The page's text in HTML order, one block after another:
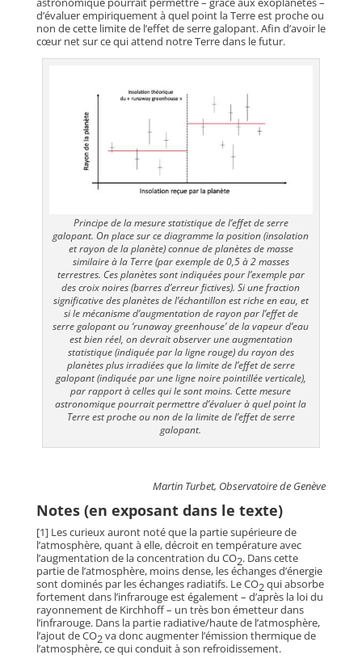
d’évaluer empiriquement à quel point la Terre est proche ou
non de cette limite de l’effet de serre galopant. Afin d’avoir le
cœur net sur ce qui attend notre Terre dans le futur.
Principe de la mesure statistique de l’effet de serre
galopant. On place sur ce diagramme la position (insolation
et rayon de la planète) connue de planètes de masse
similaire à la Terre (par exemple de 0,5 à 2 masses
terrestres. Ces planètes sont indiquées pour l’exemple par
des croix noires (barres d’erreur fictives). Si une fraction
significative des planètes de l’échantillon est riche en eau, et
si le mécanisme d’augmentation de rayon par l’effet de
serre galopant ou ‘runaway greenhouse’ de la vapeur d’eau
est bien réel, on devrait observer une augmentation
statistique (indiquée par la ligne rouge) du rayon des
planètes plus irradiées que la limite de l’effet de serre
galopant (indiquée par une ligne noire pointillée verticale),
par rapport à celles qui le sont moins. Cette mesure
astronomique pourrait permettre d’évaluer à quel point la
Terre est proche ou non de la limite de l’effet de serre
galopant.
Martin Turbet, Observatoire de Genève
Notes (en exposant dans le texte)
[1] Les curieux auront noté que la partie supérieure de
l’atmosphère, quant à elle, décroit en température avec
l’augmentation de la concentration du CO2. Dans cette
partie de l’atmosphère, moins dense, les échanges d’énergie
sont dominés par les échanges radiatifs. Le CO2qui absorbe
fortement dans l’infrarouge est également – d’après la loi du
rayonnement de Kirchhoff – un très bon émetteur dans
l’infrarouge. Dans la partie radiative/haute de l’atmosphère,
l’ajout de CO2va donc augmenter l’émission thermique de
l’atmosphère, ce qui conduit à son refroidissement.